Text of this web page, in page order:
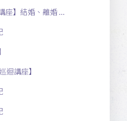
座】結婚、離婚 ...
迴講座】